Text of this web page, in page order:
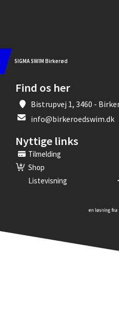
SIGMA SWIM Birkerød
Find os her
Bistrupvej 1, 3460 -
info@birkeroedswim.dk
Nyttige links
Tilmelding
Shop
Listevisning